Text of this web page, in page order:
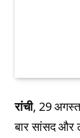
रांची, 29
बार सांसद और